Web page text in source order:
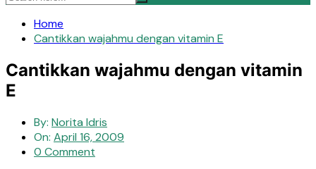
Home
Cantikkan wajahmu dengan vitamin E
Cantikkan wajahmu dengan vitamin
E
By: Norita Idris
On: April 16, 2009
0 Comment